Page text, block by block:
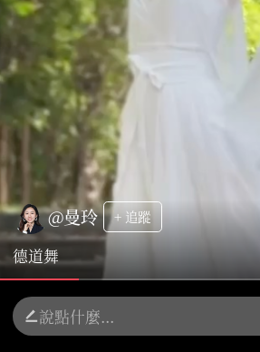
@曼玲 + 追蹤
德道舞